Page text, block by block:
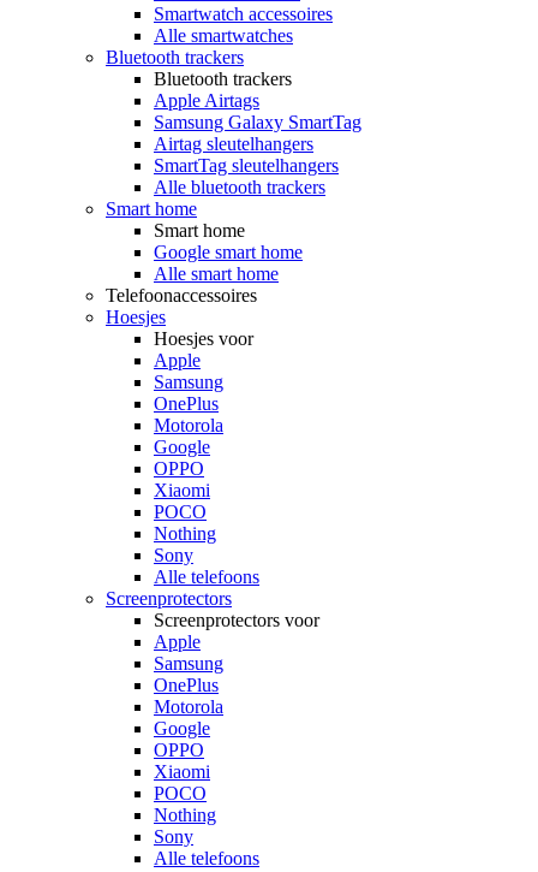
Smartwatch accessoires
Alle smartwatches
Bluetooth trackers
Bluetooth trackers
Apple Airtags
Samsung Galaxy SmartTag
Airtag sleutelhangers
SmartTag sleutelhangers
Alle bluetooth trackers
Smart home
Smart home
Google smart home
Alle smart home
Telefoonaccessoires
Hoesjes
Hoesjes voor
Apple
Samsung
OnePlus
Motorola
Google
OPPO
Xiaomi
POCO
Nothing
Sony
Alle telefoons
Screenprotectors
Screenprotectors voor
Apple
Samsung
OnePlus
Motorola
Google
OPPO
Xiaomi
POCO
Nothing
Sony
Alle telefoons